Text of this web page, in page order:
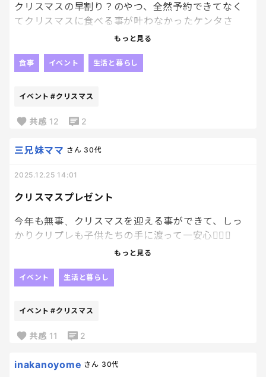
お菓子を送るから
歯磨きを約束しようって書いておいたんだけど
お約束したんだった！！と
いつもよりはシャカシャカ🦷。
いや一年持続してくれないと困るんだが！😂
クリスマスの早割り？のやつ、全然予約できてなく
てクリスマスに食べる事が叶わなかったケンタさ
まあ、クリスマスに絶対たべないと！！って感じで
めのクリスマスパーティーをしようと思っている！！
もっと見る
食事 イベント 生活と暮らし
イベント #クリスマス
共感 12 2
クリスマスプレゼント
三兄妹ママ さん 30代
2025.12.25 14:01
今年も無事、クリスマスを迎える事ができて、しっ
かりクリプレも子供たちの手に渡って一安心😮‍💨💓
楽しみですね☺️
もっと見る
イベント 生活と暮らし
イベント #クリスマス
共感 11 2
inakanoyome さん 30代